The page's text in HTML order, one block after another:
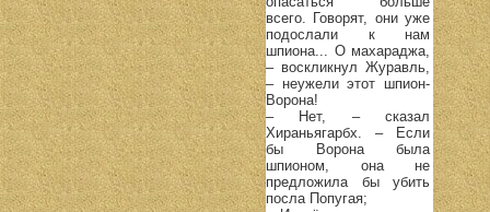
всего. Говорят, они уже
подослали к нам
шпиона... О махараджа,
– воскликнул Журавль,
– неужели этот шпион-
Ворона!
– Нет, – сказал
Хираньягарбх. – Если
бы Ворона была
шпионом, она не
предложила бы убить
посла Попугая;